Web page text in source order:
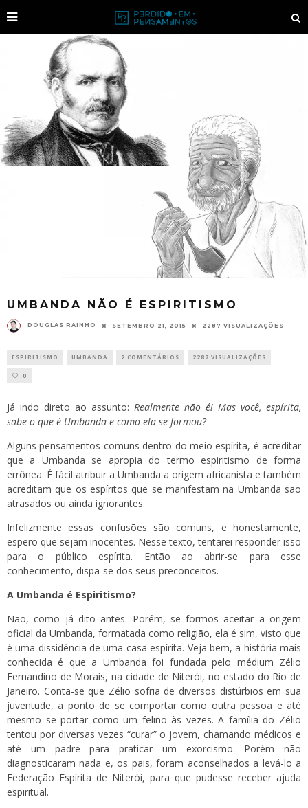
UMBANDA NÃO É ESPIRITISMO
DOUGLAS RAINHO SETEMBRO 21, 2015 2287 VISUALIZAÇÕES
ESPIRITISMO UMBANDA 2 COMENTÁRIOS 2287 VISUALIZAÇÕES
0
Já indo direto ao assunto: Realmente não é! Mas você, espírita,
sabe o que é Umbanda e como ela se formou?
Alguns pensamentos comuns dentro do meio espírita, é acreditar
que a Umbanda se apropia do termo espiritismo de forma
errônea. É fácil atribuir a Umbanda a origem africanista e também
acreditam que os espíritos que se manifestam na Umbanda são
atrasados ou ainda ignorantes.
Infelizmente essas confusões são comuns, e honestamente,
espero que sejam inocentes. Nesse texto, tentarei responder isso
para o público espírita. Então ao abrir-se para esse
conhecimento, dispa-se dos seus preconceitos.
A Umbanda é Espiritismo?
Não, como já dito antes. Porém, se formos aceitar a origem
oficial da Umbanda, formatada como religião, ela é sim, visto que
é uma dissidência de uma casa espírita. Veja bem, a história mais
conhecida é que a Umbanda foi fundada pelo médium Zélio
Fernandino de Morais, na cidade de Niterói, no estado do Rio de
Janeiro. Conta-se que Zélio sofria de diversos distúrbios em sua
juventude, a ponto de se comportar como outra pessoa e até
mesmo se portar como um felino às vezes. A família do Zélio
tentou por diversas vezes “curar” o jovem, chamando médicos e
até um padre para praticar um exorcismo. Porém não
diagnosticaram nada e, os pais, foram aconselhados a levá-lo a
Federação Espírita de Niterói, para que pudesse receber ajuda
espiritual.